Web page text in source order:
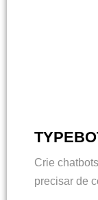
Crie
precisar de